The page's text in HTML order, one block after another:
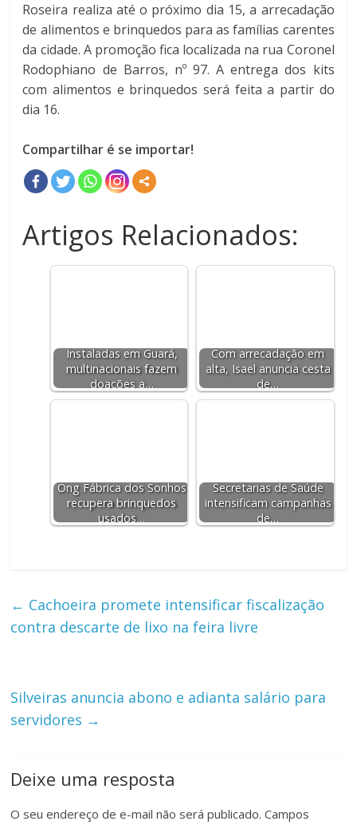
Roseira realiza até o próximo dia 15, a arrecadação
de alimentos e brinquedos para as famílias carentes
da cidade. A promoção fica localizada na rua Coronel
Rodophiano de Barros, nº 97. A entrega dos kits
com alimentos e brinquedos será feita a partir do
dia 16.
Compartilhar é se importar!
Artigos Relacionados:
Instaladas em Guará,
multinacionais fazem
doações a…
Com arrecadação em
alta, Isael anuncia cesta
de…
Ong Fábrica dos Sonhos
recupera brinquedos
usados…
Secretarias de Saúde
intensificam campanhas
de…
← Cachoeira promete intensificar fiscalização
contra descarte de lixo na feira livre
Silveiras anuncia abono e adianta salário para
servidores →
Deixe uma resposta
O seu endereço de e-mail não será publicado. Campos